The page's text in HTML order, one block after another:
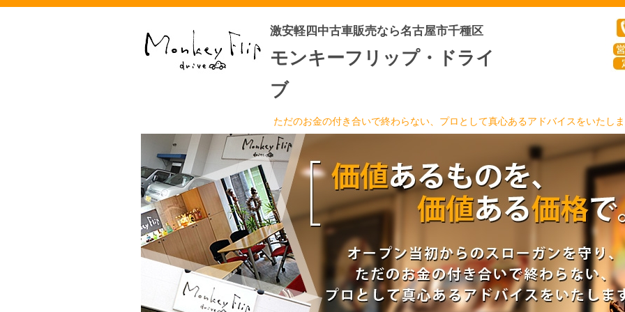
激安軽四中古車販売なら名古屋市千種区
モンキーフリップ・ドライ
ブ
ただのお金の付き合いで終わらない、プロとして真心あるアドバイスをいたし